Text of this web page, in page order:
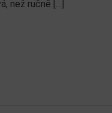
než ručně […]